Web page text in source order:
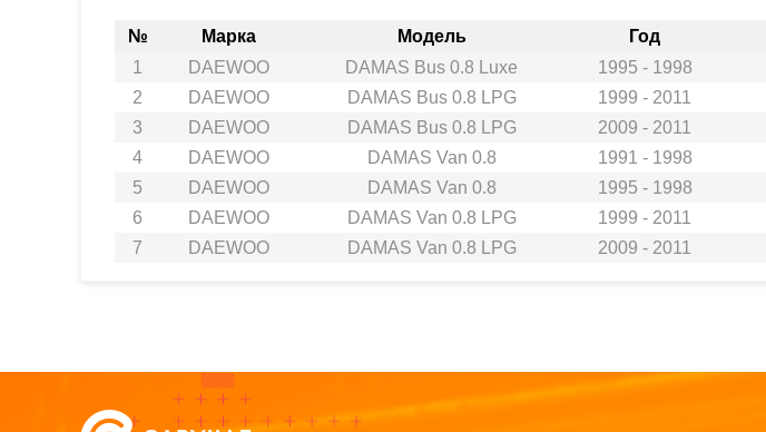
№ Марка Модель Год
1
DAEWOO DAMAS Bus 0.8 Luxe 1995 - 1998
2
DAEWOO DAMAS Bus 0.8 LPG 1999 - 2011
3
DAEWOO DAMAS Bus 0.8 LPG 2009 - 2011
4
DAEWOO DAMAS Van 0.8 1991 - 1998
5
DAEWOO DAMAS Van 0.8 1995 - 1998
6
DAEWOO DAMAS Van 0.8 LPG 1999 - 2011
7
DAEWOO DAMAS Van 0.8 LPG 2009 - 2011